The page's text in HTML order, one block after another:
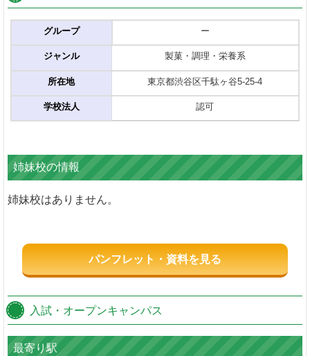
グループ
ジャンル
所在地
学校法人
ー
製菓・調理・栄養系
東京都渋谷区千駄ヶ谷5-25-4
認可
姉妹校の情報
姉妹校はありません。
パンフレット・資料を見る
入試・オープンキャンパス
最寄り駅